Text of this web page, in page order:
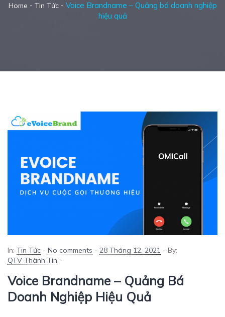
Home - Tin Tức - Voice Brandname – Quảng bá doanh nghiệp
hiệu quả
In: Tin Tức - No comments - 28 Tháng 12, 2021 - By:
QTV Thành Tín -
Voice Brandname – Quảng Bá
Doanh Nghiệp Hiệu Quả